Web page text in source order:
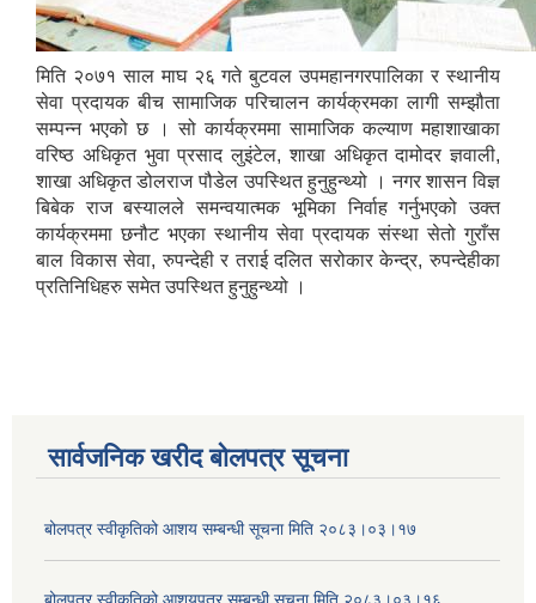
मिति २०७१ साल माघ २६ गते बुटवल उपमहानगरपालिका र स्थानीय
सेवा प्रदायक बीच सामाजिक परिचालन कार्यक्रमका लागी सम्झौता
सम्पन्न भएको छ । सो कार्यक्रममा सामाजिक कल्याण महाशाखाका
वरिष्ठ अधिकृत भुवा प्रसाद लुइंटेल, शाखा अधिकृत दामोदर ज्ञवाली,
शाखा अधिकृत डोलराज पौडेल उपस्थित हुनुहुन्थ्यो । नगर शासन विज्ञ
बिबेक राज बस्यालले समन्वयात्मक भूमिका निर्वाह गर्नुभएको उक्त
कार्यक्रममा छनौट भएका स्थानीय सेवा प्रदायक संस्था सेतो गुराँस
बाल विकास सेवा, रुपन्देही र तराई दलित सरोकार केन्द्र, रुपन्देहीका
प्रतिनिधिहरु समेत उपस्थित हुनुहुन्थ्यो ।
सार्वजनिक खरीद बोलपत्र सूचना
बोलपत्र स्वीकृतिको आशय सम्बन्धी सूचना मिति २०८३।०३।१७